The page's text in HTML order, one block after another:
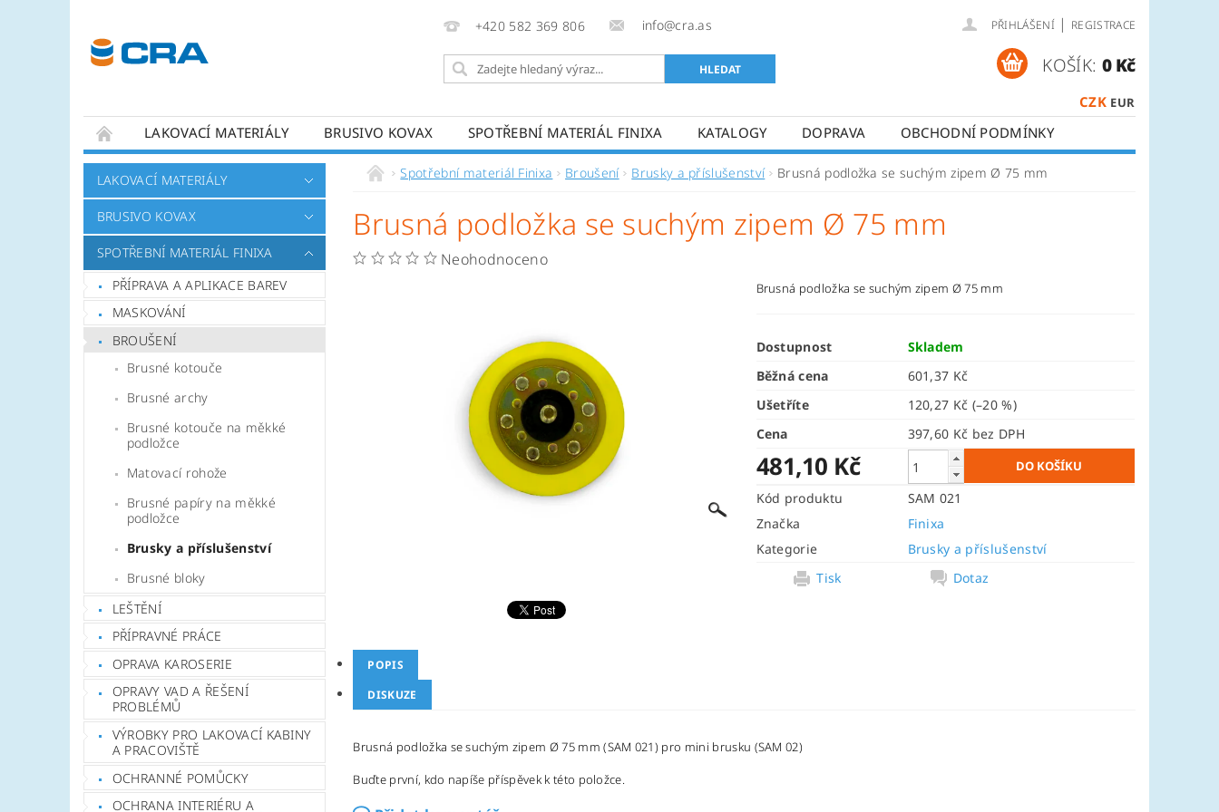
+420 582 369 806 info@cra.as PŘIHLÁŠENÍ | REGISTRACE
CZK EUR
KOŠÍK: 0 Kč
LAKOVACÍ MATERIÁLY BRUSIVO KOVAX SPOTŘEBNÍ MATERIÁL FINIXA KATALOGY DOPRAVA
OBCHODNÍ PODMÍNKY
KONTAKTY
LAKOVACÍ MATERIÁLY
BRUSIVO KOVAX
SPOTŘEBNÍ MATERIÁL FINIXA
PŘÍPRAVA A APLIKACE BAREV
MASKOVÁNÍ
BROUŠENÍ
Brusné kotouče
Brusné archy
Brusné kotouče na měkké
podložce
Matovací rohože
Brusné papíry na měkké
podložce
Brusky a příslušenství
Brusné bloky
LEŠTĚNÍ
PŘÍPRAVNÉ PRÁCE
OPRAVA KAROSERIE
OPRAVY VAD A ŘEŠENÍ
PROBLÉMŮ
VÝROBKY PRO LAKOVACÍ KABINY
A PRACOVIŠTĚ
OCHRANNÉ POMŮCKY
OCHRANA INTERIÉRU A
Spotřební materiál Finixa Broušení Brusky a příslušenství Brusná podložka se suchým zipem Ø 75 mm
Brusná podložka se suchým zipem Ø 75 mm
Neohodnoceno
Brusná podložka se suchým zipem Ø 75 mm
Dostupnost
Skladem
Běžná cena
601,37 Kč
Ušetříte
120,27 Kč (–20 %)
Cena
397,60 Kč bez DPH
481,10 Kč
Kód produktu
SAM 021
Značka
Finixa
Kategorie
Brusky a příslušenství
Tisk
Dotaz
POPIS
DISKUZE
Brusná podložka se suchým zipem Ø 75 mm (SAM 021) pro mini brusku (SAM 02)
Buďte první, kdo napíše příspěvek k této položce.